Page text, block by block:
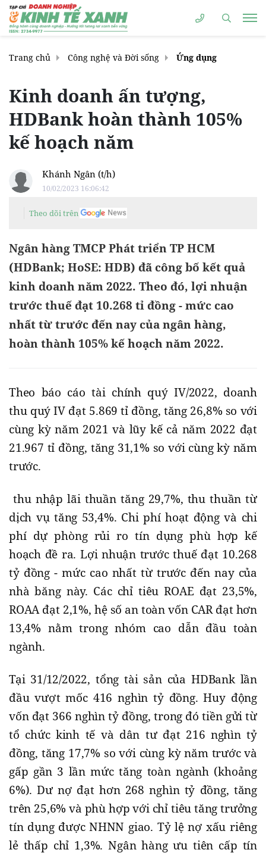
Trang chủ Công nghệ và Đời sống Ứng dụng
Kinh doanh ấn tượng,
HDBank hoàn thành 105%
kế hoạch năm
Khánh Ngân (t/h)
10/02/2023 16:06:42
Theo dõi trên
Ngân hàng TMCP Phát triển TP HCM
(HDBank; HoSE: HDB) đã công bố kết quả
kinh doanh năm 2022. Theo đó, lợi nhuận
trước thuế đạt 10.268 tỉ đồng - mức cao
nhất từ trước đến nay của ngân hàng,
hoàn thành 105% kế hoạch năm 2022.
Theo báo cáo tài chính quý IV/2022, doanh
thu quý IV đạt 5.869 tỉ đồng, tăng 26,8% so với
cùng kỳ năm 2021 và lũy kế cả năm 2022 đạt
21.967 tỉ đồng, tăng 31,1% so với cùng kỳ năm
trước.
thu nhập lãi thuần tăng 29,7%, thu thuần từ
dịch vụ tăng 53,4%. Chi phí hoạt động và chi
phí dự phòng rủi ro tín dụng phù hợp kế
hoạch đề ra. Lợi nhuận trước thuế đạt 10.268
tỷ đồng - mức cao nhất từ trước đến nay của
nhà băng này. Các chỉ tiêu ROAE đạt 23,5%,
ROAA đạt 2,1%, hệ số an toàn vốn CAR đạt hơn
13,4% nằm trong nhóm cao dẫn đầu toàn
ngành.
Tại 31/12/2022, tổng tài sản của HDBank lần
đầu vượt mốc 416 nghìn tỷ đồng. Huy động
vốn đạt 366 nghìn tỷ đồng, trong đó tiền gửi từ
tổ chức kinh tế và dân tư đạt 216 nghìn tỷ
đồng, tăng 17,7% so với cùng kỳ năm trước và
gấp gần 3 lần mức tăng toàn ngành (khoảng
6%). Dư nợ đạt hơn 268 nghìn tỷ đồng, tăng
trên 25,6% và phù hợp với chỉ tiêu tăng trưởng
tín dụng được NHNN giao. Tỷ lệ nợ xấu riêng
lẻ thấp chỉ 1,3%. Ngân hàng ưu tiên cấp tín